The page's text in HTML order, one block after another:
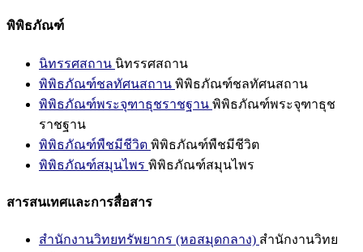
พิพิธภัณฑ์
นิทรรศสถาน นิทรรศสถาน
พิพิธภัณฑ์ชลทัศนสถาน พิพิธภัณฑ์ชลทัศนสถาน
พิพิธภัณฑ์พระจุฑาธุชราชฐาน พิพิธภัณฑ์พระจุฑาธุช
ราชฐาน
พิพิธภัณฑ์พืชมีชีวิต พิพิธภัณฑ์พืชมีชีวิต
พิพิธภัณฑ์สมุนไพร พิพิธภัณฑ์สมุนไพร
สารสนเทศและการสื่อสาร
สำนักงานวิทยทรัพยากร (หอสมุดกลาง) สำนักงานวิทย